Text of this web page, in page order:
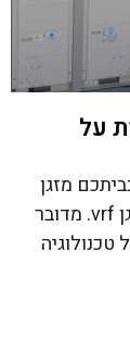
על
מזגן
איכותי, כדאי שתכירו את מזגן vrf. מדובר